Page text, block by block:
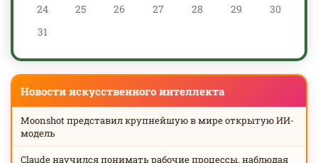
24
25 26 27 28 29
30
31
Новости искусственного интеллекта
Moonshot представил крупнейшую в мире открытую ИИ-
модель
Claude научился понимать рабочие процессы, наблюдая